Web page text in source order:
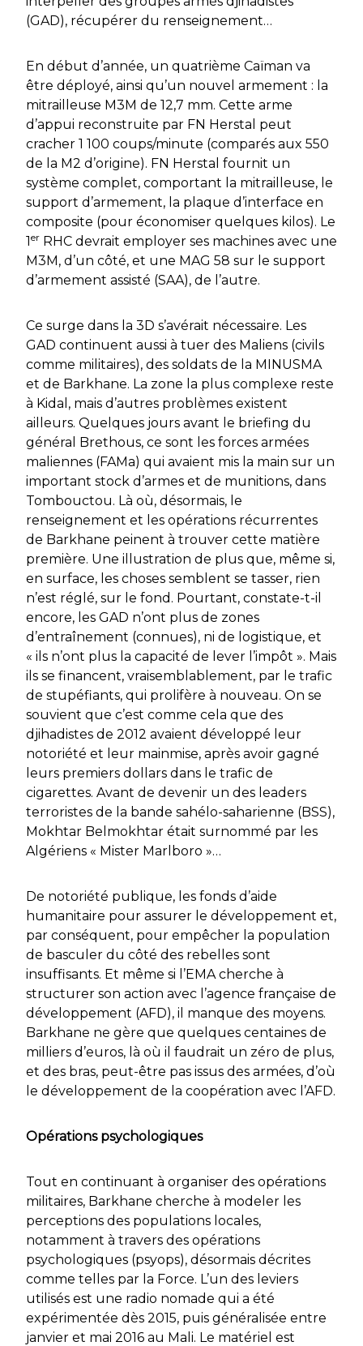
(GAD), récupérer du renseignement…
En début d’année, un quatrième Caïman va
être déployé, ainsi qu’un nouvel armement : la
mitrailleuse M3M de 12,7 mm. Cette arme
d’appui reconstruite par FN Herstal peut
cracher 1 100 coups/minute (comparés aux 550
de la M2 d’origine). FN Herstal fournit un
système complet, comportant la mitrailleuse, le
support d’armement, la plaque d’interface en
composite (pour économiser quelques kilos). Le
1er RHC devrait employer ses machines avec une
M3M, d’un côté, et une MAG 58 sur le support
d’armement assisté (SAA), de l’autre.
Ce surge dans la 3D s’avérait nécessaire. Les
GAD continuent aussi à tuer des Maliens (civils
comme militaires), des soldats de la MINUSMA
et de Barkhane. La zone la plus complexe reste
à Kidal, mais d’autres problèmes existent
ailleurs. Quelques jours avant le briefing du
général Brethous, ce sont les forces armées
maliennes (FAMa) qui avaient mis la main sur un
important stock d’armes et de munitions, dans
Tombouctou. Là où, désormais, le
renseignement et les opérations récurrentes
de Barkhane peinent à trouver cette matière
première. Une illustration de plus que, même si,
en surface, les choses semblent se tasser, rien
n’est réglé, sur le fond. Pourtant, constate-t-il
encore, les GAD n’ont plus de zones
d’entraînement (connues), ni de logistique, et
« ils n’ont plus la capacité de lever l’impôt ». Mais
ils se financent, vraisemblablement, par le trafic
de stupéfiants, qui prolifère à nouveau. On se
souvient que c’est comme cela que des
djihadistes de 2012 avaient développé leur
notoriété et leur mainmise, après avoir gagné
leurs premiers dollars dans le trafic de
cigarettes. Avant de devenir un des leaders
terroristes de la bande sahélo-saharienne (BSS),
Mokhtar Belmokhtar était surnommé par les
Algériens « Mister Marlboro »…
De notoriété publique, les fonds d’aide
humanitaire pour assurer le développement et,
par conséquent, pour empêcher la population
de basculer du côté des rebelles sont
insuffisants. Et même si l’EMA cherche à
structurer son action avec l’agence française de
développement (AFD), il manque des moyens.
Barkhane ne gère que quelques centaines de
milliers d’euros, là où il faudrait un zéro de plus,
et des bras, peut-être pas issus des armées, d’où
le développement de la coopération avec l’AFD.
Opérations psychologiques
Tout en continuant à organiser des opérations
militaires, Barkhane cherche à modeler les
perceptions des populations locales,
notamment à travers des opérations
psychologiques (psyops), désormais décrites
comme telles par la Force. L’un des leviers
utilisés est une radio nomade qui a été
expérimentée dès 2015, puis généralisée entre
janvier et mai 2016 au Mali. Le matériel est